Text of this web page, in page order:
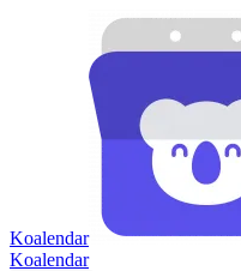
Koalendar
Koalendar